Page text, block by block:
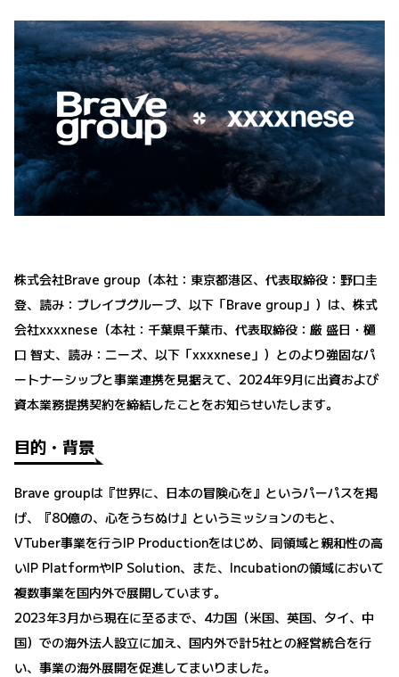
株式会社Brave group（本社：東京都港区、代表取締役：野口圭
登、読み：ブレイブグループ、以下「Brave group」）は、株式
会社xxxxnese（本社：千葉県千葉市、代表取締役：厳 盛日・樋
口 智丈、読み：ニーズ、以下「xxxxnese」）とのより強固なパ
ートナーシップと事業連携を見据えて、2024年9月に出資および
資本業務提携契約を締結したことをお知らせいたします。
目的・背景
Brave groupは『世界に、日本の冒険心を』というパーパスを掲
げ、『80億の、心をうちぬけ』というミッションのもと、
VTuber事業を行うIP Productionをはじめ、同領域と親和性の高
いIP PlatformやIP Solution、また、Incubationの領域において
複数事業を国内外で展開しています。
2023年3月から現在に至るまで、4カ国（米国、英国、タイ、中
国）での海外法人設立に加え、国内外で計5社との経営統合を行
い、事業の海外展開を促進してまいりました。